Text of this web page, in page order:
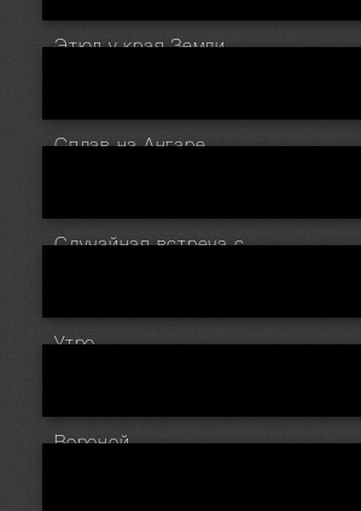
Этюд у края Земли.
Сплав на Ангаре.
Случайная встреча с...
Утро.
Вороной.